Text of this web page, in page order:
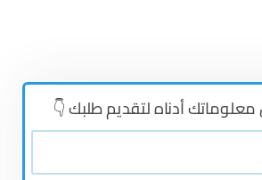
معلوماتك أدناه لتقديم طلبك 👇